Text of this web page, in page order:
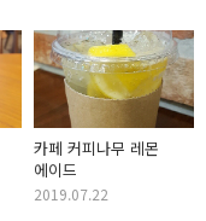
카페 커피나무 레몬
에이드
2019.07.22